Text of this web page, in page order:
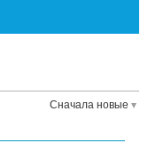
Сначала новые